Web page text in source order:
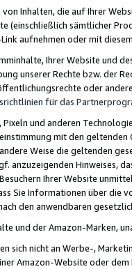
Inhalten, die auf Ihrer
(einschließlich sämtlicher
aufnehmen oder mit
Ihrer Website und
unserer Rechte bzw. der
oder
für das
und anderen
mit den
Weise die geltenden
anzuzeigenden Hinweises,
Ihrer Website
Sie Informationen über die
den anwendbaren
und der Amazon-Marken,
sich nicht an Werbe-,
Amazon-Website oder